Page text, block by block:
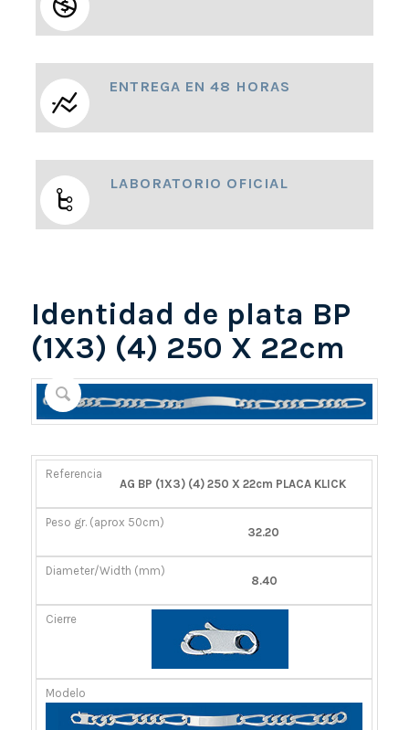
ENTREGA EN 48 HORAS
LABORATORIO OFICIAL
Identidad de plata BP
(1X3) (4) 250 X 22cm
REFERENCIA
PESO
(APROX
DIÁMETRO/ANCHO CIERRE
AG BP (1X3) (4) 250 X 22cm PLACA KLICK
32.20
8.40